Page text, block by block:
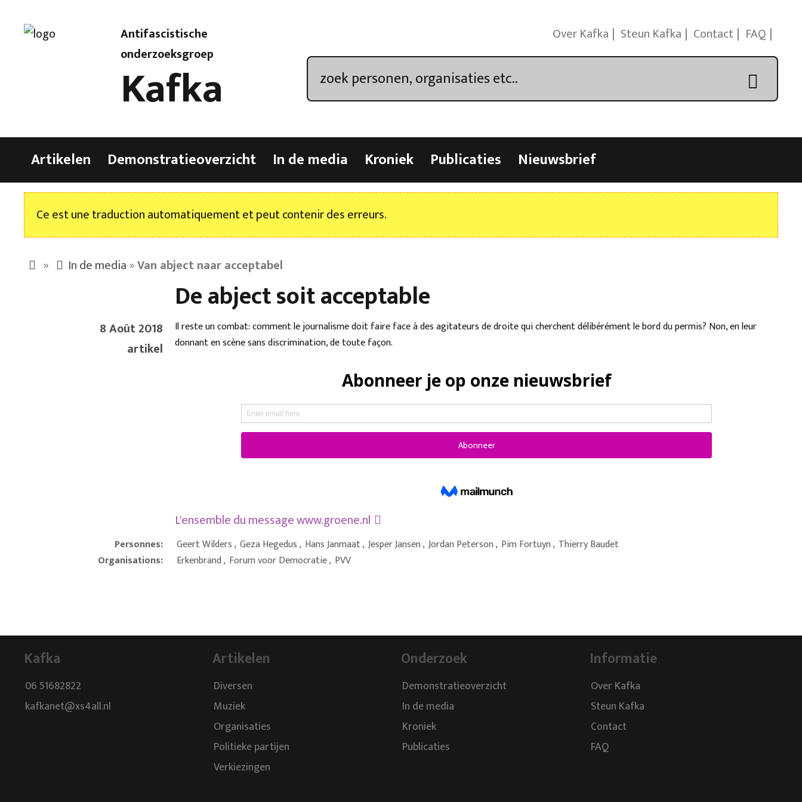
Antifascistische
onderzoeksgroep
Kafka
Over Kafka Steun Kafka Contact FAQ
Artikelen Demonstratieoverzicht In de media Kroniek Publicaties Nieuwsbrief
Ce est une traduction automatiquement et peut contenir des erreurs.
» In de media»Van abject naar acceptabel
De abject soit acceptable
8 Août 2018
artikel
Il reste un combat: comment le journalisme doit faire face à des agitateurs de droite qui cherchent délibérément le bord du permis? Non, en leur
donnant en scène sans discrimination, de toute façon.
L'ensemble du messagewww.groene.nl
Personnes: Geert Wilders, Geza Hegedus, Hans Janmaat, Jesper Jansen, Jordan Peterson, Pim Fortuyn, Thierry Baudet
Organisations:
Erkenbrand, Forum voor Democratie, PVV
Kafka
06 51682822
kafkanet@xs4all.nl
Artikelen
Diversen
Muziek
Organisaties
Politieke partijen
Verkiezingen
Onderzoek
Demonstratieoverzicht
In de media
Kroniek
Publicaties
Informatie
Over Kafka
Steun Kafka
Contact
FAQ